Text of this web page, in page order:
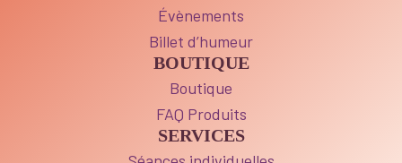
Évènements
Billet d’humeur
BOUTIQUE
Boutique
FAQ Produits
SERVICES